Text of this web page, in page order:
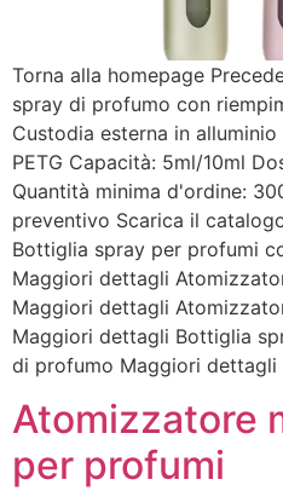
Torna alla homepage
spray di profumo con
Custodia esterna in
PETG Capacità: 5ml/10ml
Quantità minima d'ordine:
preventivo Scarica il
Bottiglia spray per profumi
Maggiori dettagli
Maggiori dettagli
Maggiori dettagli Bottiglia
di profumo Maggiori dettagli
Atomizzatore
per profumi